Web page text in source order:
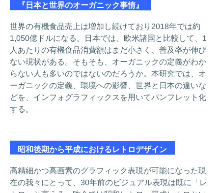
『日本と世界のオーガニック事情』
世界の有機食品売上は増加し続けており2018年では約
1,050億ドルになる。日本では、欧米諸国と比較して、1
人あたりの有機食品消費額はまだ小さく、普及率が伸び
ない現状がある。そもそも、オーガニックの定義がわか
らない人も多いのではないのだろうか。本研究では、オ
ーガニックの定義、環境への影響、世界と日本の違いな
どを、インフォグラフィックスを用いてパンフレット化
する。
昭和後期から平成におけるレトロデザイン
高精細かつ高画素のグラフィック表現が可能になった現
在の我々にとって、30年前のビジュアル表現は既に「レ